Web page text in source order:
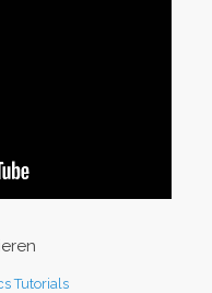
Tutorials